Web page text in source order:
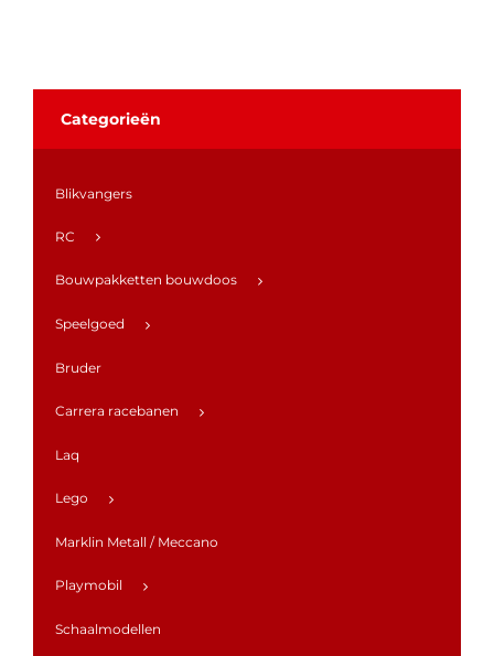
Categorieën
Blikvangers
RC
Bouwpakketten bouwdoos
Speelgoed
Bruder
Carrera racebanen
Laq
Lego
Marklin Metall / Meccano
Playmobil
Schaalmodellen